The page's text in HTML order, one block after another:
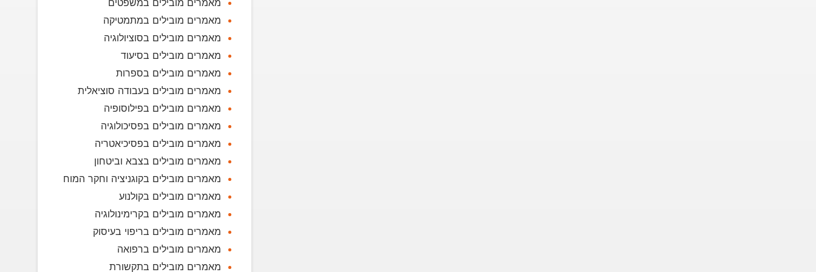
מאמרים מובילים במשפטים
מאמרים מובילים במתמטיקה
מאמרים מובילים בסוציולוגיה
מאמרים מובילים בסיעוד
מאמרים מובילים בספרות
מאמרים מובילים בעבודה סוציאלית
מאמרים מובילים בפילוסופיה
מאמרים מובילים בפסיכולוגיה
מאמרים מובילים בפסיכיאטריה
מאמרים מובילים בצבא וביטחון
מאמרים מובילים בקוגניציה וחקר המוח
מאמרים מובילים בקולנוע
מאמרים מובילים בקרימינולוגיה
מאמרים מובילים בריפוי בעיסוק
מאמרים מובילים ברפואה
מאמרים מובילים בתקשורת